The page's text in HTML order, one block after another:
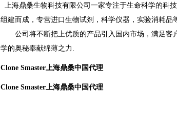
上海鼎桑生物科技有限公司一家专注于生命科学的科
组建而成，专营进口生物试剂，科学仪器，实验消耗品
公司将不断把上优质的产品引入国内市场，满足客
学的奥秘奉献绵薄之力.
Clone Smaster上海鼎桑中国代理
Clone Smaster上海鼎桑中国代理